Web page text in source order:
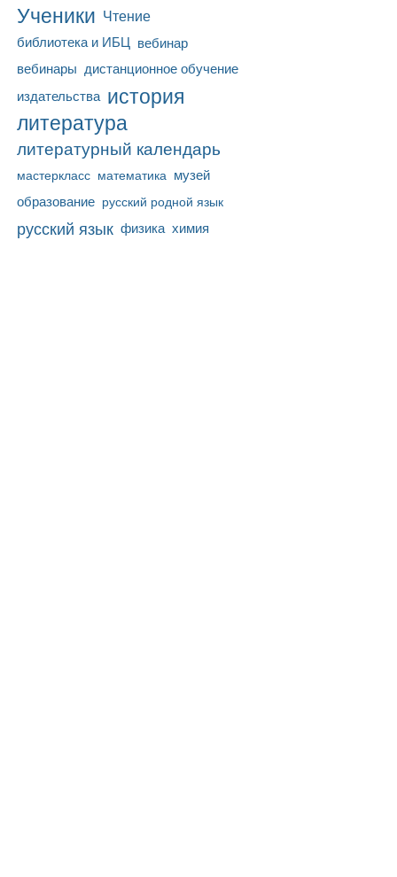
Ученики Чтение
библиотека и ИБЦ вебинар
вебинары дистанционное обучение
издательства история
литература
литературный календарь
мастеркласс математика музей
образование русский родной язык
русский язык физика химия